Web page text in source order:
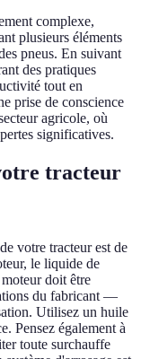
complexe,
plusieurs éléments
pneus. En suivant
des pratiques
tout en
prise de conscience
agricole, où
significatives.
tracteur
votre tracteur est de
le liquide de
doit être
du fabricant —
Utilisez un huile
Pensez également à
toute surchauffe